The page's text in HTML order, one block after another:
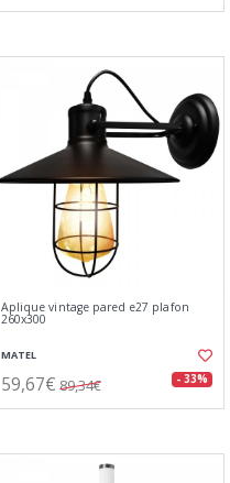
Aplique vintage pared e27 plafon
260x300
MATEL
59,67€ 89,34€ - 33%